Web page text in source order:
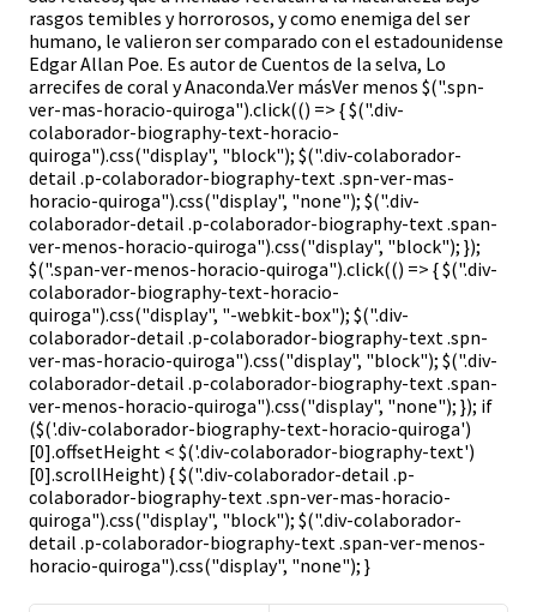
rasgos temibles y horrorosos, y como enemiga del ser
humano, le valieron ser comparado con el estadounidense
Edgar Allan Poe. Es autor de Cuentos de la selva, Lo
arrecifes de coral y Anaconda.Ver másVer menos $(".spn-
ver-mas-horacio-quiroga").click(() => { $(".div-
colaborador-biography-text-horacio-
quiroga").css("display", "block"); $(".div-colaborador-
detail .p-colaborador-biography-text .spn-ver-mas-
horacio-quiroga").css("display", "none"); $(".div-
colaborador-detail .p-colaborador-biography-text .span-
ver-menos-horacio-quiroga").css("display", "block"); });
$(".span-ver-menos-horacio-quiroga").click(() => { $(".div-
colaborador-biography-text-horacio-
quiroga").css("display", "-webkit-box"); $(".div-
colaborador-detail .p-colaborador-biography-text .spn-
ver-mas-horacio-quiroga").css("display", "block"); $(".div-
colaborador-detail .p-colaborador-biography-text .span-
ver-menos-horacio-quiroga").css("display", "none"); }); if
($('.div-colaborador-biography-text-horacio-quiroga')
[0].offsetHeight < $('.div-colaborador-biography-text')
[0].scrollHeight) { $(".div-colaborador-detail .p-
colaborador-biography-text .spn-ver-mas-horacio-
quiroga").css("display", "block"); $(".div-colaborador-
detail .p-colaborador-biography-text .span-ver-menos-
horacio-quiroga").css("display", "none"); }